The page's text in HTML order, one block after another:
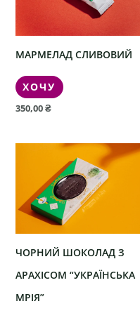
МАРМЕЛАД СЛИВОВИЙ
ХОЧУ
350,00₴
ЧОРНИЙ ШОКОЛАД З
АРАХІСОМ “УКРАЇНСЬКА
МРІЯ”